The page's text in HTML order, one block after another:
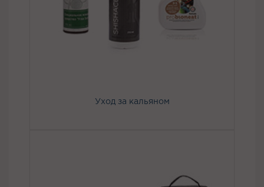
Уход за кальяном